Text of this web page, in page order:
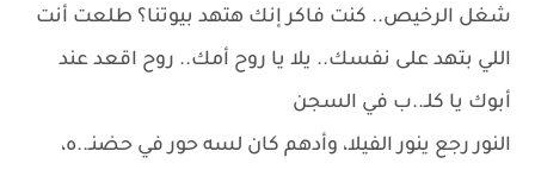
شغل الرخيص.. كنت فاكر إنك هتهد بيوتنا؟ طلعت أنت
اللي بتهد على نفسك.. يلا يا روح أمك.. روح اقعد عند
أبوك يا كلـ..ب في السجن
النور رجع ينور الفيلا، وأدهم كان لسه حور في حضنـ..ه،